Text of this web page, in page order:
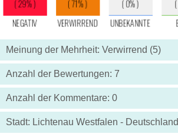
Meinung der Mehrheit: Verwirrend (5)
Anzahl der Bewertungen: 7
Anzahl der Kommentare: 0
Stadt: Lichtenau Westfalen - Deutschland